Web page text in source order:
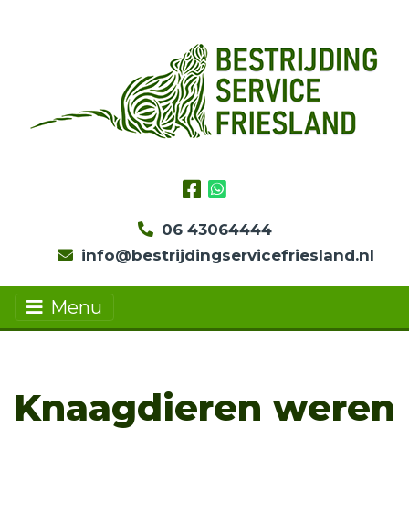
06 43064444
info@bestrijdingservicefriesland.nl
Menu
Knaagdieren weren